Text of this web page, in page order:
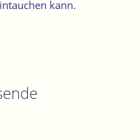
kann.